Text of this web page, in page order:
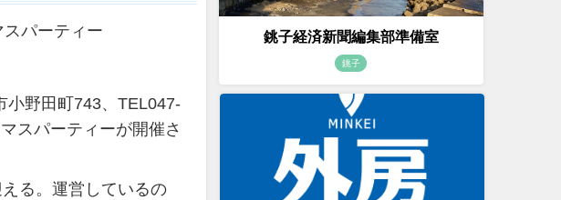
パーティー
野田町743、TEL047-
スパーティーが開催さ
る。運営しているの
銚子経済新聞編集部準備室
銚子